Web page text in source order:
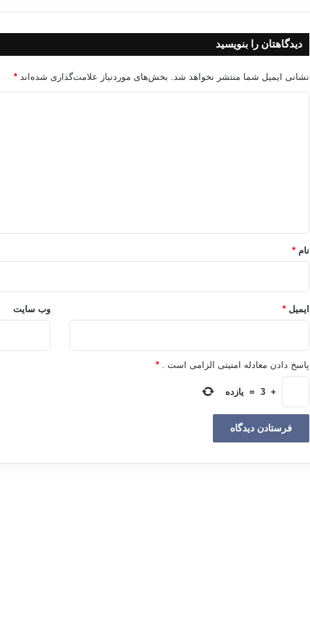
دیدگاهتان را بنویسید
نشانی ایمیل شما منتشر نخواهد شد. بخش‌های موردنیاز علامت‌گذاری شده‌اند *
نام *
ایمیل * وب‌ سایت
پاسخ دادن معادله امنیتی الزامی است . *
+
3
= یازده